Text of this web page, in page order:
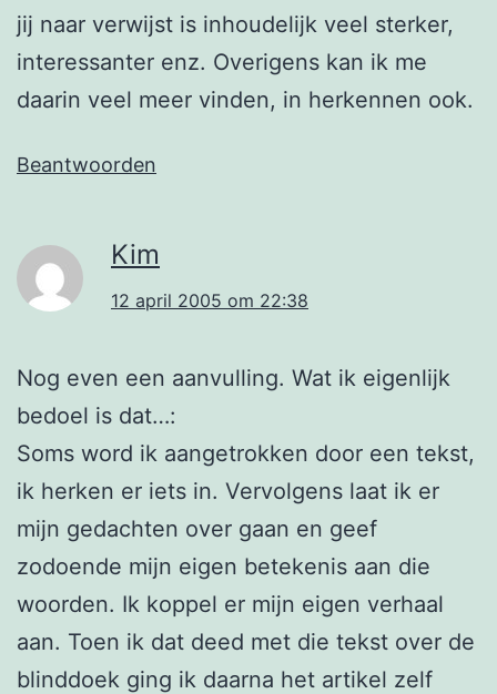
jij naar verwijst is inhoudelijk veel sterker,
interessanter enz. Overigens kan ik me
daarin veel meer vinden, in herkennen ook.
Beantwoorden
Kim
12 april 2005 om 22:38
Nog even een aanvulling. Wat ik eigenlijk
bedoel is dat…:
Soms word ik aangetrokken door een tekst,
ik herken er iets in. Vervolgens laat ik er
mijn gedachten over gaan en geef
zodoende mijn eigen betekenis aan die
woorden. Ik koppel er mijn eigen verhaal
aan. Toen ik dat deed met die tekst over de
blinddoek ging ik daarna het artikel zelf